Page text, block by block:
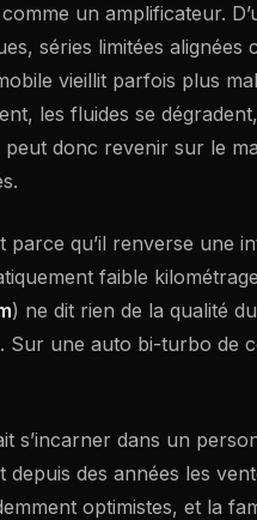
un amplificateur.
séries limitées
vieillit parfois plus
les fluides se
peut donc revenir sur le
parce qu’il renverse une
faible
) ne dit rien de la qualité
Sur une auto bi-turbo de
s’incarner dans un
des années les
optimistes, et la